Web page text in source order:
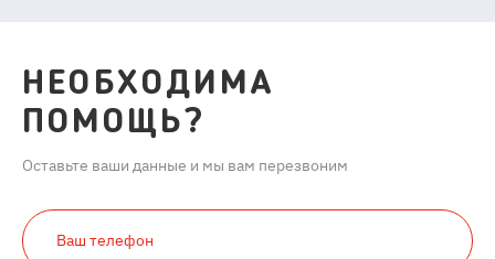
НЕОБХОДИМА
ПОМОЩЬ?
Оставьте ваши данные и мы вам перезвоним